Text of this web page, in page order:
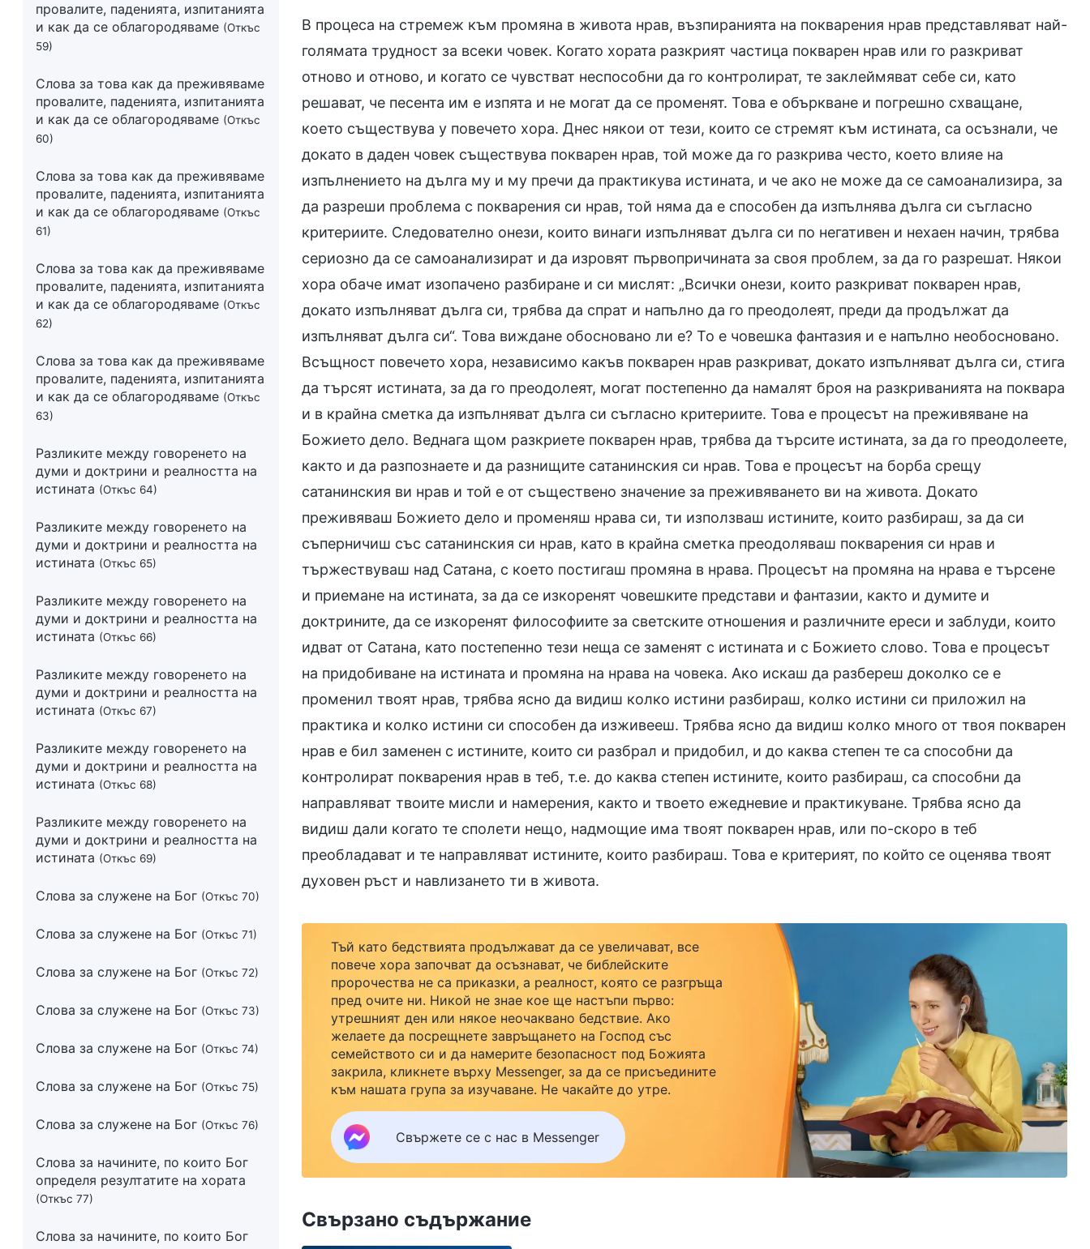
провалите, паденията, изпитанията
и как да се облагородяваме (Откъс
59)
Слова за това как да преживяваме
провалите, паденията, изпитанията
и как да се облагородяваме (Откъс
60)
Слова за това как да преживяваме
провалите, паденията, изпитанията
и как да се облагородяваме (Откъс
61)
Слова за това как да преживяваме
провалите, паденията, изпитанията
и как да се облагородяваме (Откъс
62)
Слова за това как да преживяваме
провалите, паденията, изпитанията
и как да се облагородяваме (Откъс
63)
Разликите между говоренето на
думи и доктрини и реалността на
истината (Откъс 64)
Разликите между говоренето на
думи и доктрини и реалността на
истината (Откъс 65)
Разликите между говоренето на
думи и доктрини и реалността на
истината (Откъс 66)
Разликите между говоренето на
думи и доктрини и реалността на
истината (Откъс 67)
Разликите между говоренето на
думи и доктрини и реалността на
истината (Откъс 68)
Разликите между говоренето на
думи и доктрини и реалността на
истината (Откъс 69)
Слова за служене на Бог (Откъс 70)
Слова за служене на Бог (Откъс 71)
Слова за служене на Бог (Откъс 72)
Слова за служене на Бог (Откъс 73)
Слова за служене на Бог (Откъс 74)
Слова за служене на Бог (Откъс 75)
Слова за служене на Бог (Откъс 76)
Слова за начините, по които Бог
определя резултатите на хората
(Откъс 77)
Слова за начините, по които Бог
В процеса на стремеж към промяна в живота нрав, възпиранията на покварения нрав представляват най-
голямата трудност за всеки човек. Когато хората разкрият частица покварен нрав или го разкриват
отново и отново, и когато се чувстват неспособни да го контролират, те заклеймяват себе си, като
решават, че песента им е изпята и не могат да се променят. Това е объркване и погрешно схващане,
което съществува у повечето хора. Днес някои от тези, които се стремят към истината, са осъзнали, че
докато в даден човек съществува покварен нрав, той може да го разкрива често, което влияе на
изпълнението на дълга му и му пречи да практикува истината, и че ако не може да се самоанализира, за
да разреши проблема с покварения си нрав, той няма да е способен да изпълнява дълга си съгласно
критериите. Следователно онези, които винаги изпълняват дълга си по негативен и нехаен начин, трябва
сериозно да се самоанализират и да изровят първопричината за своя проблем, за да го разрешат. Някои
хора обаче имат изопачено разбиране и си мислят: „Всички онези, които разкриват покварен нрав,
докато изпълняват дълга си, трябва да спрат и напълно да го преодолеят, преди да продължат да
изпълняват дълга си“. Това виждане обосновано ли е? То е човешка фантазия и е напълно необосновано.
Всъщност повечето хора, независимо какъв покварен нрав разкриват, докато изпълняват дълга си, стига
да търсят истината, за да го преодолеят, могат постепенно да намалят броя на разкриванията на поквара
и в крайна сметка да изпълняват дълга си съгласно критериите. Това е процесът на преживяване на
Божието дело. Веднага щом разкриете покварен нрав, трябва да търсите истината, за да го преодолеете,
както и да разпознаете и да разнищите сатанинския си нрав. Това е процесът на борба срещу
сатанинския ви нрав и той е от съществено значение за преживяването ви на живота. Докато
преживяваш Божието дело и променяш нрава си, ти използваш истините, които разбираш, за да си
съперничиш със сатанинския си нрав, като в крайна сметка преодоляваш покварения си нрав и
тържествуваш над Сатана, с което постигаш промяна в нрава. Процесът на промяна на нрава е търсене
и приемане на истината, за да се изкоренят човешките представи и фантазии, както и думите и
доктрините, да се изкоренят философиите за светските отношения и различните ереси и заблуди, които
идват от Сатана, като постепенно тези неща се заменят с истината и с Божието слово. Това е процесът
на придобиване на истината и промяна на нрава на човека. Ако искаш да разбереш доколко се е
променил твоят нрав, трябва ясно да видиш колко истини разбираш, колко истини си приложил на
практика и колко истини си способен да изживееш. Трябва ясно да видиш колко много от твоя покварен
нрав е бил заменен с истините, които си разбрал и придобил, и до каква степен те са способни да
контролират покварения нрав в теб, т.е. до каква степен истините, които разбираш, са способни да
направляват твоите мисли и намерения, както и твоето ежедневие и практикуване. Трябва ясно да
видиш дали когато те сполети нещо, надмощие има твоят покварен нрав, или по-скоро в теб
преобладават и те направляват истините, които разбираш. Това е критерият, по който се оценява твоят
духовен ръст и навлизането ти в живота.
Тъй като бедствията продължават да се увеличават, все
повече хора започват да осъзнават, че библейските
пророчества не са приказки, а реалност, която се разгръща
пред очите ни. Никой не знае кое ще настъпи първо:
утрешният ден или някое неочаквано бедствие. Ако
желаете да посрещнете завръщането на Господ със
семейството си и да намерите безопасност под Божията
закрила, кликнете върху Messenger, за да се присъедините
към нашата група за изучаване. Не чакайте до утре.
Свържете се с нас в Messenger
Свързано съдържание